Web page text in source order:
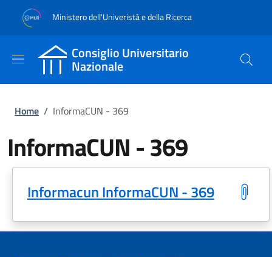
al contenuto principale
to footer content
Ministero dell'Univeristà e della Ricerca
Consiglio Universitario
Nazionale
Briciole di pane
Home / InformaCUN - 369
InformaCUN - 369
Informacun InformaCUN - 369